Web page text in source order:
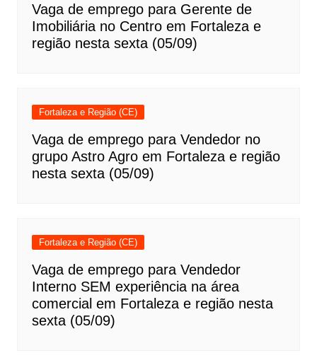
Vaga de emprego para Gerente de
Imobiliária no Centro em Fortaleza e
região nesta sexta (05/09)
Fortaleza e Região (CE)
Vaga de emprego para Vendedor no
grupo Astro Agro em Fortaleza e região
nesta sexta (05/09)
Fortaleza e Região (CE)
Vaga de emprego para Vendedor
Interno SEM experiência na área
comercial em Fortaleza e região nesta
sexta (05/09)